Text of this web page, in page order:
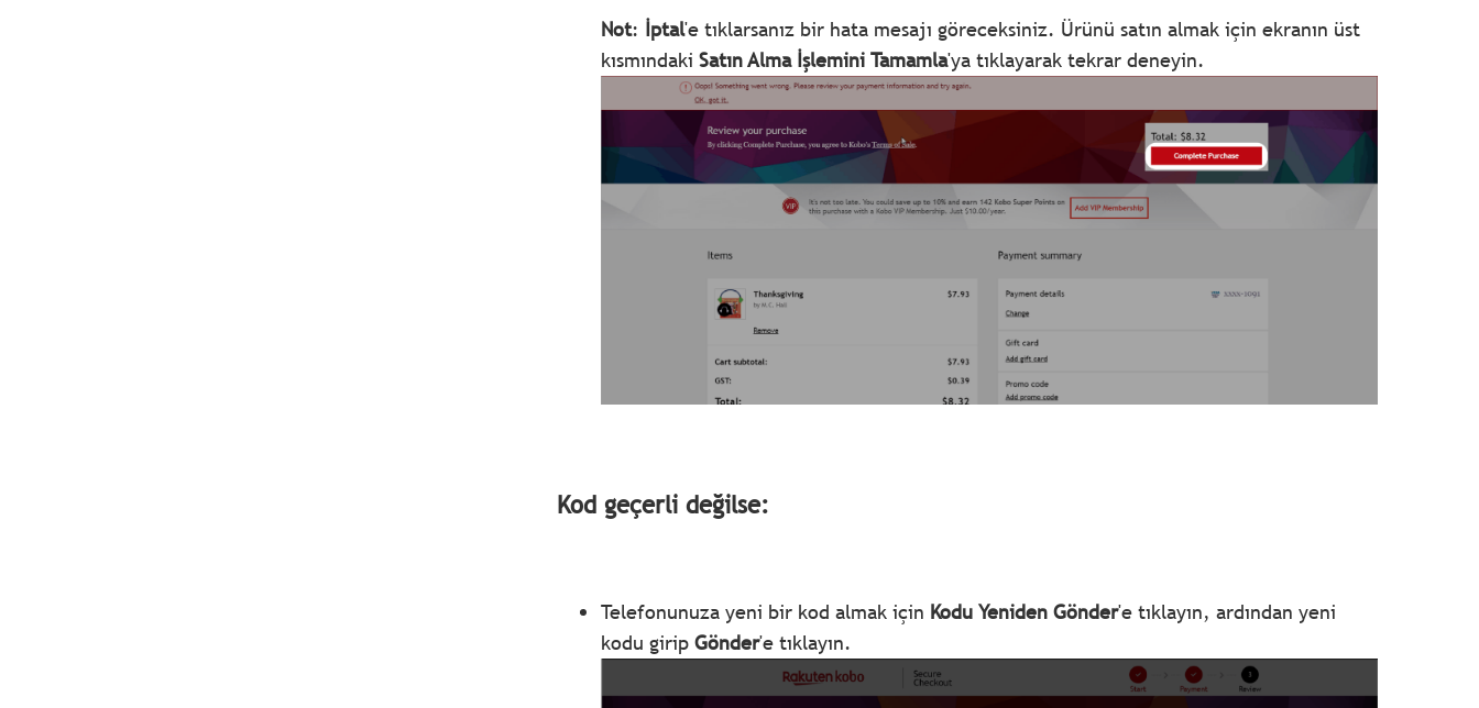
Not: İptal'e tıklarsanız bir hata mesajı göreceksiniz. Ürünü satın almak için ekranın üst
kısmındaki Satın Alma İşlemini Tamamla'ya tıklayarak tekrar deneyin.
Kod geçerli değilse:
Telefonunuza yeni bir kod almak için Kodu Yeniden Gönder'e tıklayın, ardından yeni
kodu girip Gönder'e tıklayın.